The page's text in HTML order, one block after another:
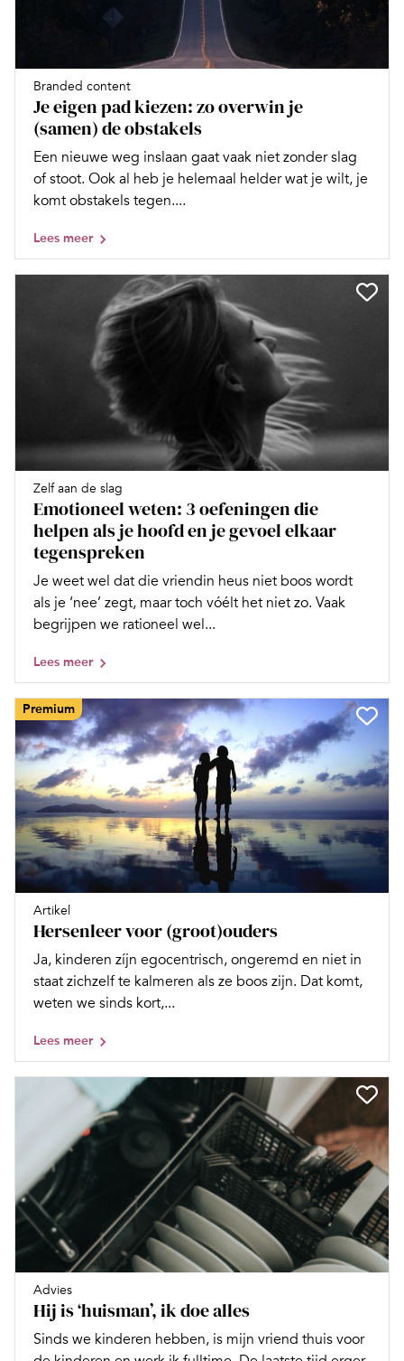
Branded content
Je eigen pad kiezen: zo overwin je
(samen) de obstakels
Een nieuwe weg inslaan gaat vaak niet zonder slag
of stoot. Ook al heb je helemaal helder wat je wilt, je
komt obstakels tegen....
Lees meer
Zelf aan de slag
Emotioneel weten: 3 oefeningen die
helpen als je hoofd en je gevoel elkaar
tegenspreken
Je weet wel dat die vriendin heus niet boos wordt
als je ‘nee’ zegt, maar toch vóélt het niet zo. Vaak
begrijpen we rationeel wel...
Lees meer
Premium
Artikel
Hersenleer voor (groot)ouders
Ja, kinderen zíjn egocentrisch, ongeremd en niet in
staat zichzelf te kalmeren als ze boos zijn. Dat komt,
weten we sinds kort,...
Lees meer
Advies
Hij is ‘huisman’, ik doe alles
Sinds we kinderen hebben, is mijn vriend thuis voor